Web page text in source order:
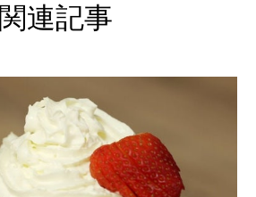
関連記事